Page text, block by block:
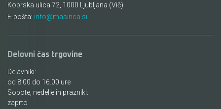
Koprska ulica 72, 1000 Ljubljana (Vič)
E-pošta: info@masinca.si
Delovni čas trgovine
Delavniki:
od 8.00 do 16.00 ure
Sobote, nedelje in prazniki:
zaprto